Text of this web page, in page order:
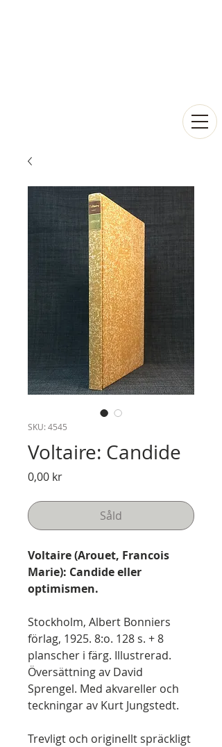
SKU: 4545
Voltaire: Candide
0,00 krPris
Såld
Voltaire (Arouet, Francois
Marie): Candide eller
optimismen.
Stockholm, Albert Bonniers
förlag, 1925. 8:o. 128 s. + 8
planscher i färg. Illustrerad.
Översättning av David
Sprengel. Med akvareller och
teckningar av Kurt Jungstedt.
Trevligt och originellt spräckligt